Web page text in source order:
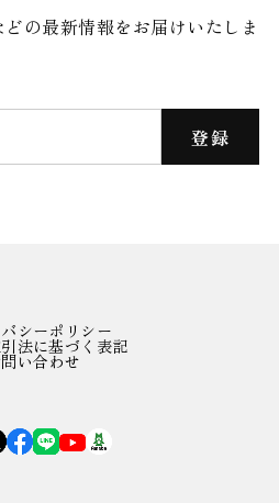
の最新情報をお届けいたしま
登録
シーポリシー
法に基づく表記
い合わせ